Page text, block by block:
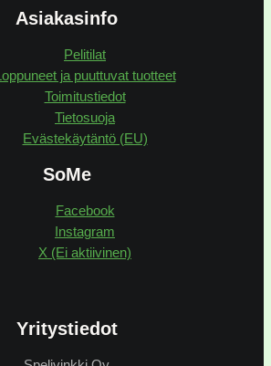
Asiakasinfo
Pelitilat
Loppuneet ja puuttuvat tuotteet
Toimitustiedot
Tietosuoja
Evästekäytäntö (EU)
SoMe
Facebook
Instagram
X (Ei aktiivinen)
Yritystiedot